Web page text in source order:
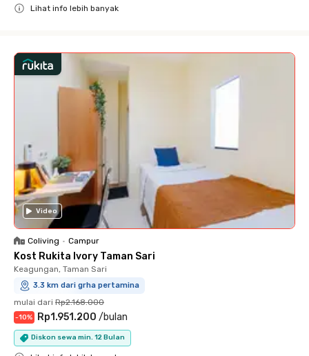
Lihat info lebih banyak
Video
Coliving • Campur
Kost Rukita Ivory Taman Sari
Keagungan, Taman Sari
3.3 km dari grha pertamina
mulai dari Rp2.168.000
-10% Rp1.951.200 /bulan
Diskon sewa min. 12 Bulan